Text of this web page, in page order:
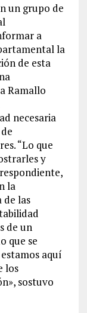
un grupo de
a
la
de esta
Ramallo
necesaria
“Lo que
y
la
de las
de un
que se
aquí
los
sostuvo